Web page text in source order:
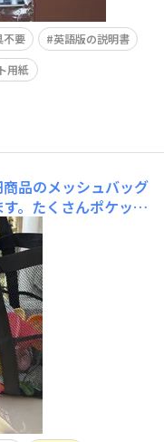
不要
英語版の説明書
用紙
品のメッシュバッグ
。たくさんポケット
す。黒いポーチもつ
使う絆創膏とティッ